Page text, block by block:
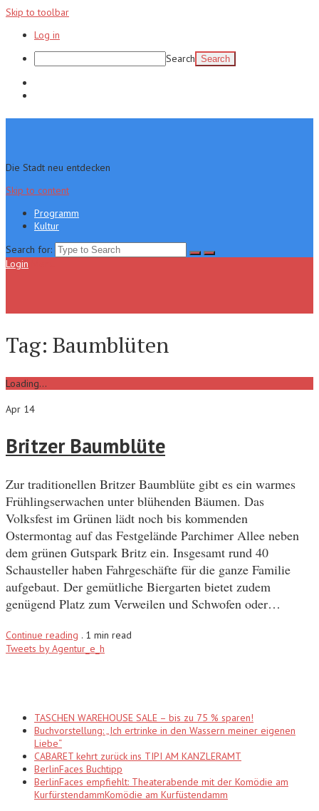
Skip to toolbar
Log in
Search
Die Stadt neu entdecken
Skip to content
Programm
Kultur
Search for:
Login
Tag: Baumblüten
Loading...
Apr 14
Britzer Baumblüte
Zur traditionellen Britzer Baumblüte gibt es ein warmes
Frühlingserwachen unter blühenden Bäumen. Das
Volksfest im Grünen lädt noch bis kommenden
Ostermontag auf das Festgelände Parchimer Allee neben
dem grünen Gutspark Britz ein. Insgesamt rund 40
Schausteller haben Fahrgeschäfte für die ganze Familie
aufgebaut. Der gemütliche Biergarten bietet zudem
genügend Platz zum Verweilen und Schwofen oder…
Continue reading . 1 min read
Tweets by Agentur_e_h
TASCHEN WAREHOUSE SALE – bis zu 75 % sparen!
Buchvorstellung: „Ich ertrinke in den Wassern meiner eigenen
Liebe“
CABARET kehrt zurück ins TIPI AM KANZLERAMT
BerlinFaces Buchtipp
BerlinFaces empfiehlt: Theaterabende mit der Komödie am
KurfürstendammKomödie am Kurfüstendamm